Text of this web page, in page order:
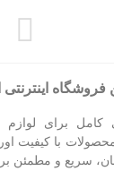
اینترنتی
برای لوازم
محصولات با کیفیت
سریع و مطمئن